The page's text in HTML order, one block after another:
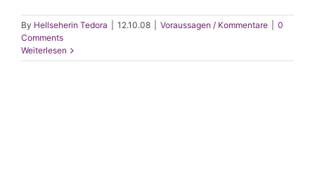
By Hellseherin Tedora 12.10.08 Voraussagen / Kommentare
0
Comments
Weiterlesen